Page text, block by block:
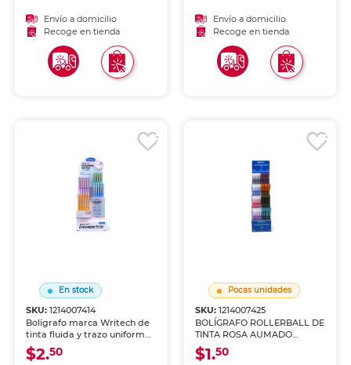
Envío a domicilio
Recoge en tienda
Envío a domicilio
Recoge en tienda
En stock
SKU:1214007414
Bolígrafo marca Writech de
tinta fluida y trazo uniforme.
Escritura cómoda y
duradera para uso diario en
$2.50
Pocas unidades
SKU: 1214007425
BOLÍGRAFO ROLLERBALL DE
TINTA ROSA AUMADO
LÍQUIDA PUNTA AGUJA
0.5MM TINTA
$1.50